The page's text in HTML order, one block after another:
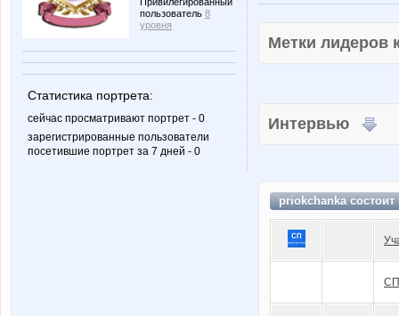
пользователь 8
уровня
Статистика портрета:
сейчас просматривают портрет - 0
зарегистрированные пользователи
посетившие портрет за 7 дней - 0
Метки
Интервью
priokchanka